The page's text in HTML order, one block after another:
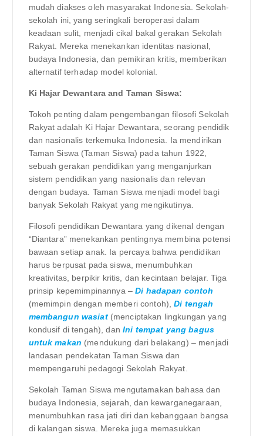
mudah diakses oleh masyarakat Indonesia. Sekolah-
sekolah ini, yang seringkali beroperasi dalam
keadaan sulit, menjadi cikal bakal gerakan Sekolah
Rakyat. Mereka menekankan identitas nasional,
budaya Indonesia, dan pemikiran kritis, memberikan
alternatif terhadap model kolonial.
Ki Hajar Dewantara and Taman Siswa:
Tokoh penting dalam pengembangan filosofi Sekolah
Rakyat adalah Ki Hajar Dewantara, seorang pendidik
dan nasionalis terkemuka Indonesia. Ia mendirikan
Taman Siswa (Taman Siswa) pada tahun 1922,
sebuah gerakan pendidikan yang menganjurkan
sistem pendidikan yang nasionalis dan relevan
dengan budaya. Taman Siswa menjadi model bagi
banyak Sekolah Rakyat yang mengikutinya.
Filosofi pendidikan Dewantara yang dikenal dengan
“Diantara” menekankan pentingnya membina potensi
bawaan setiap anak. Ia percaya bahwa pendidikan
harus berpusat pada siswa, menumbuhkan
kreativitas, berpikir kritis, dan kecintaan belajar. Tiga
prinsip kepemimpinannya –Di hadapan contoh
(memimpin dengan memberi contoh),Di tengah
membangun wasiat(menciptakan lingkungan yang
kondusif di tengah), danIni tempat yang bagus
untuk makan (mendukung dari belakang) – menjadi
landasan pendekatan Taman Siswa dan
mempengaruhi pedagogi Sekolah Rakyat.
Sekolah Taman Siswa mengutamakan bahasa dan
budaya Indonesia, sejarah, dan kewarganegaraan,
menumbuhkan rasa jati diri dan kebanggaan bangsa
di kalangan siswa. Mereka juga memasukkan